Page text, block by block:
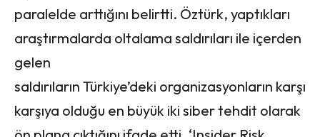
paralelde arttığını belirtti. Öztürk, yaptıkları
araştırmalarda oltalama saldırıları ile içerden
gelen
saldırıların Türkiye’deki organizasyonların karşı
karşıya olduğu en büyük iki siber tehdit olarak